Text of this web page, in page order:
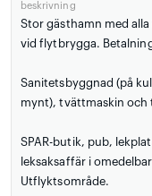
beskrivning
Stor gästhamn med
vid flytbrygga.
Sanitetsbyggnad (på
mynt), tvättmaskin och
SPAR-butik, pub,
leksaksaffär i
Utflyktsområde.